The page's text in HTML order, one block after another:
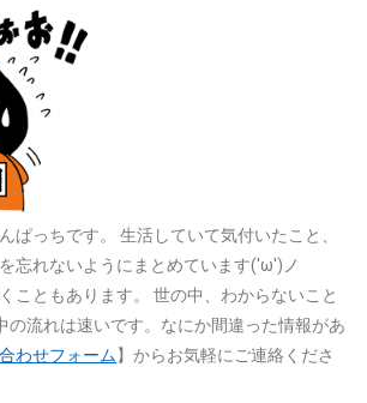
ぱっちです。
生活していて気付いたこと、
忘れないようにまとめています('ω')ノ
こともあります。
世の中、わからないこと
の流れは速いです。なにか間違った情報があ
わせフォーム】からお気軽にご連絡くださ